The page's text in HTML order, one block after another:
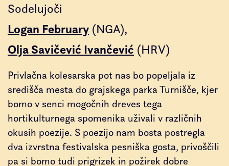
Sodelujoči
Logan February (NGA)
Olja Savičević Ivančević (HRV)
Privlačna kolesarska pot nas bo popeljala iz
središča mesta do grajskega parka Turnišče, kjer
bomo v senci mogočnih dreves tega
hortikulturnega spomenika uživali v različnih
okusih poezije. S poezijo nam bosta postregla
dva izvrstna festivalska pesniška gosta, privoščili
pa si bomo tudi prigrizek in požirek dobre